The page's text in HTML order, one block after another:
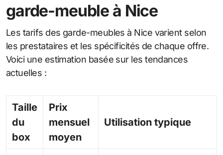
garde-meuble à Nice
Les tarifs des garde-meubles à Nice varient selon
les prestataires et les spécificités de chaque offre.
Voici une estimation basée sur les tendances
actuelles :
Taille
du
box
Prix
mensuel
moyen
Utilisation typique